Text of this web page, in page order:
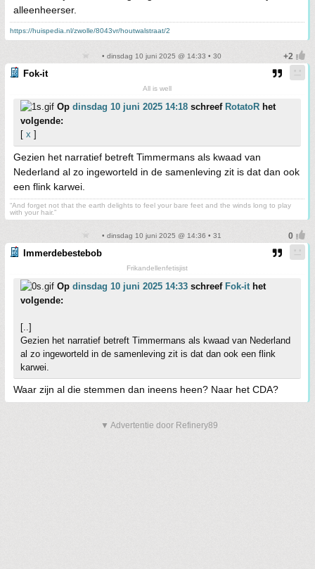
alleenheerser.
https://huispedia.nl/zwolle/8043vr/houtwalstraat/2
• dinsdag 10 juni 2025 @ 14:33 • 30
Fok-it
All is well
Op dinsdag 10 juni 2025 14:18 schreef RotatoR het
volgende:
[ x ]
Gezien het narratief betreft Timmermans als kwaad van
Nederland al zo ingeworteld in de samenleving zit is dat dan ook
een flink karwei.
“And forget not that the earth delights to feel your bare feet and the winds long to play
with your hair.”
• dinsdag 10 juni 2025 @ 14:36 • 31
Immerdebestebob
Frikandellenfetisjist
Op dinsdag 10 juni 2025 14:33 schreef Fok-ithet
volgende:
[..]
Gezien het narratief betreft Timmermans als kwaad van Nederland
al zo ingeworteld in de samenleving zit is dat dan ook een flink
karwei.
Waar zijn al die stemmen dan ineens heen? Naar het CDA?
▼ Advertentie door Refinery89